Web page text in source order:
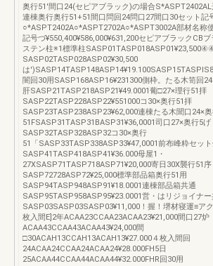
奥行51'間口24(セピアブラック)の場合S*ASPT2402AL
連棟奥行奥行51+51間口問回24問口27間口30セット記
○*ASPT2402A○*ASPT2702A○*ASPT3002A部材名称
記号づ¥550,400¥586,000¥631,200セピアブラックCBブ
ステン柱※1標準柱
SASP02TASP028ASP02¥30,500
は
闇回30用SASP168ASP16¥231300側枠。たる木笥回
肝SASP21TASP218ASP21¥49.0001葡□27×理行51拝
SASP22TASP228ASP22¥551000コ30×奥行51拝
SASP23TASP238ASP23¥62,000連棟たる木聞口24×
51FSASP31TASP31BASP31¥36,0001司口27×奥行5げ
SASP32TASP328ASP32コ30×奥行
51「SASP33TASP338ASP33¥47,0001前布峰粋セット
SASP41TASP418ASP41¥36.000母屋1・
27XSASP71TASP718ASP71¥20,000寄日30X襲行51序
SASP72728ASP72¥25,000標準部品箱奥行51用
SASP94TASP948ASP91¥18.0001連棟部品箱共通
SASP95TASP958ASP95¥23.0001営・はリジョイナー
SASP03SASP03SASP03¥11,000！握！堺材寝運≡ア
枚入間E]2年ACAA23CCAA23ACAA23¥21,000間口27炉
ACAA43CCAA43ACAA43¥24,000間
□30ACAH13CCAH13ACAH13¥27.000４枚入間回
24ACAA24CCAA24ACAA24¥28.000FH5日
25ACAA44CCAA44ACAA44¥32.000FHR回30用